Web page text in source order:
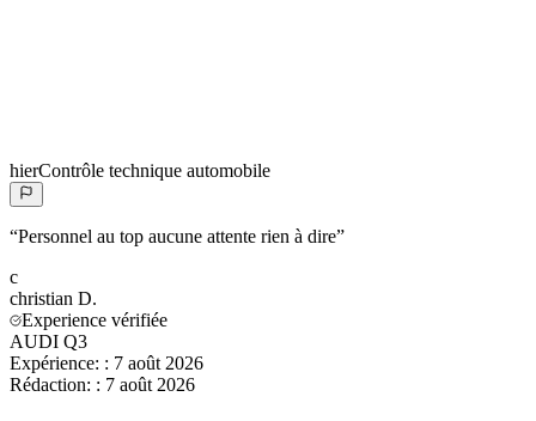
hierContrôle technique automobile
“Personnel au top aucune attente rien à dire”
c
christian D.
Experience vérifiée
AUDI Q3
Expérience: : 7 août 2026
Rédaction: : 7 août 2026